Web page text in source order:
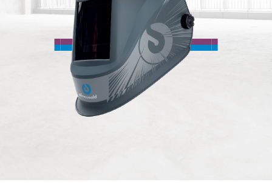
Acconsento al trattamento dei
dati personali
INVIA RICHIESTA